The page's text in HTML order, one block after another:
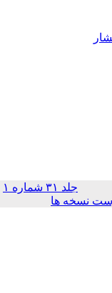
جلد ۳۱ شماره ۱
نسخه ها